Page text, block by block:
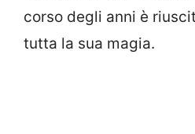
corso degli anni è
tutta la sua magia.